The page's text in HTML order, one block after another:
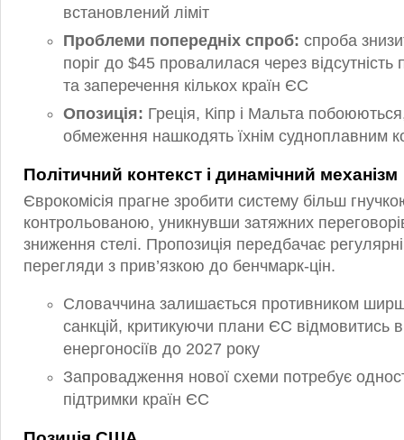
встановлений ліміт
Проблеми попередніх спроб: спроба
поріг до $45 провалилася через
та заперечення кількох країн ЄС
Опозиція: Греція, Кіпр і Мальта
обмеження нашкодять їхнім судноплавним
Політичний контекст і динамічний механізм
Єврокомісія прагне зробити систему більш
контрольованою, уникнувши затяжних
зниження стелі. Пропозиція передбачає
перегляди з прив’язкою до бенчмарк-цін.
Словаччина залишається противником
санкцій, критикуючи плани ЄС відмовитись
енергоносіїв до 2027 року
Запровадження нової схеми потребує
підтримки країн ЄС